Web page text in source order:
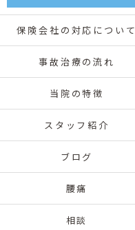
保険会社の対応について
事故治療の流れ
当院の特徴
スタッフ紹介
ブログ
腰痛
相談